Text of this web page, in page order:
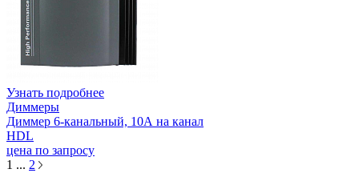
Узнать подробнее
Диммеры
Диммер 6-канальный, 10А на канал
HDL
цена по запросу
1 ... 2